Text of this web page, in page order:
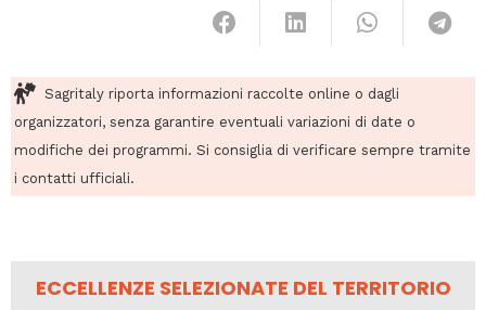
Sagritaly riporta informazioni raccolte online o dagli
organizzatori, senza garantire eventuali variazioni di date o
modifiche dei programmi. Si consiglia di verificare sempre tramite
i contatti ufficiali.
ECCELLENZE SELEZIONATE DEL TERRITORIO